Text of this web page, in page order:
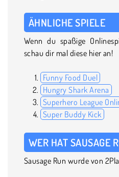
ÄHNLICHE SPIELE
Wenn du spaßige
schau dir mal diese hier an!
Funny Food Duel
Hungry Shark Arena
Superhero League
Super Buddy Kick
WER HAT SAUSAGE
Sausage Run wurde von